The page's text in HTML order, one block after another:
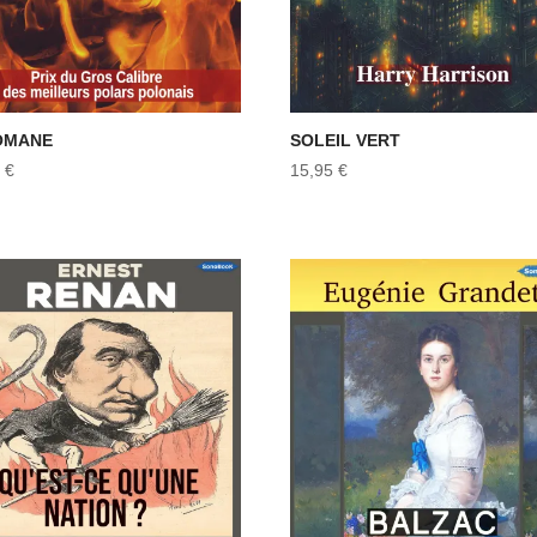
€
SOLEIL VERT
15,95€